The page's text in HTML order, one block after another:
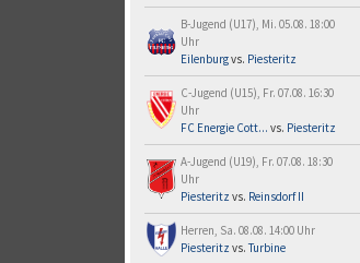
B-Jugend (U17), Mi. 05.08. 18:00
Uhr
Eilenburgvs. Piesteritz
C-Jugend (U15), Fr. 07.08. 16:30
Uhr
FC Energie Cott... vs. Piesteritz
A-Jugend (U19), Fr. 07.08. 18:30
Uhr
Piesteritz vs. Reinsdorf II
Herren, Sa. 08.08. 14:00 Uhr
Piesteritz vs.Turbine